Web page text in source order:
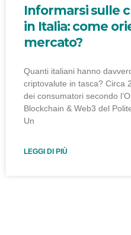
Informarsi sulle
in Italia: come
mercato?
Quanti italiani hanno
criptovalute in tasca? Circa
dei consumatori secondo
Blockchain & Web3 del
Un
LEGGI DI PIÙ